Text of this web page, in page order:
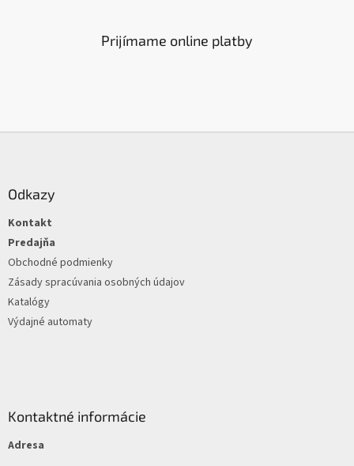
Prijímame online platby
Odkazy
Kontakt
Predajňa
Obchodné podmienky
Zásady spracúvania osobných údajov
Katalógy
Výdajné automaty
Kontaktné informácie
Adresa